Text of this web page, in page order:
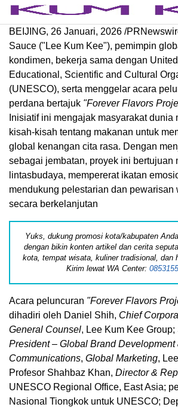
BEIJING, 26 Januari, 2026 /
Sauce ("Lee Kum Kee"), pemimpin
kondimen, bekerja sama dengan
Educational, Scientific and Cultural
(UNESCO), serta menggelar acara
perdana bertajuk "Forever Flavors
Inisiatif ini mengajak masyarakat dunia
kisah-kisah tentang makanan untuk
global kenangan cita rasa. Dengan
sebagai jembatan, proyek ini bertujuan
lintasbudaya, mempererat ikatan
mendukung pelestarian dan pewarisan
secara berkelanjutan
Yuks, dukung promosi kota/kabupaten
dengan bikin konten artikel dan cerita
kota, tempat wisata, kuliner tradisional, dan
Kirim lewat WA Center:
Acara peluncuran "Forever Flavors
dihadiri oleh Daniel Shih, Chief
General Counsel, Lee Kum Kee
President – Global Brand Development
Communications, Global Marketing,
Profesor Shahbaz Khan, Director &
UNESCO Regional Office, East Asia;
Nasional Tiongkok untuk UNESCO;